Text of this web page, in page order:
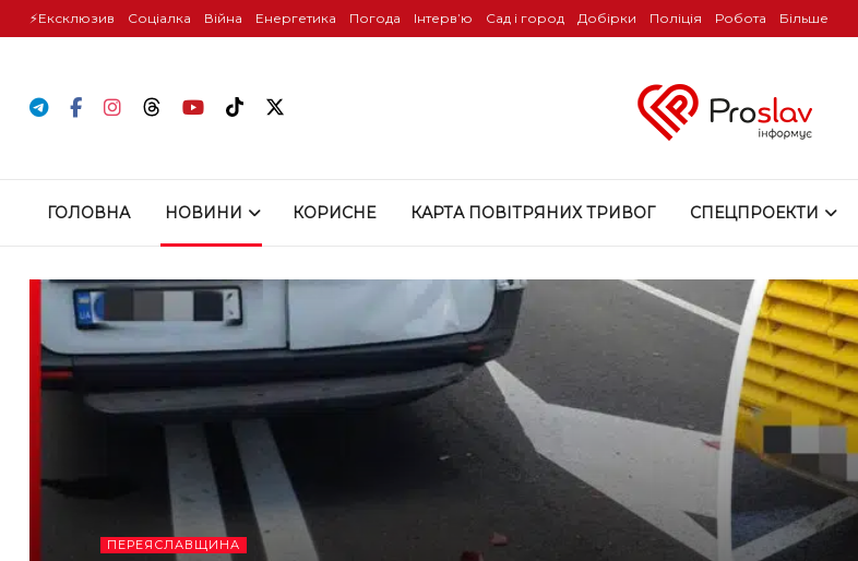
⚡️Ексклюзив Соціалка Війна Енергетика Погода Інтервʼю Сад і город Добірки Поліція Робота Більше
ГОЛОВНА НОВИНИ КОРИСНЕ КАРТА ПОВІТРЯНИХ ТРИВОГ СПЕЦПРОЕКТИ
ПЕРЕЯСЛАВЩИНА